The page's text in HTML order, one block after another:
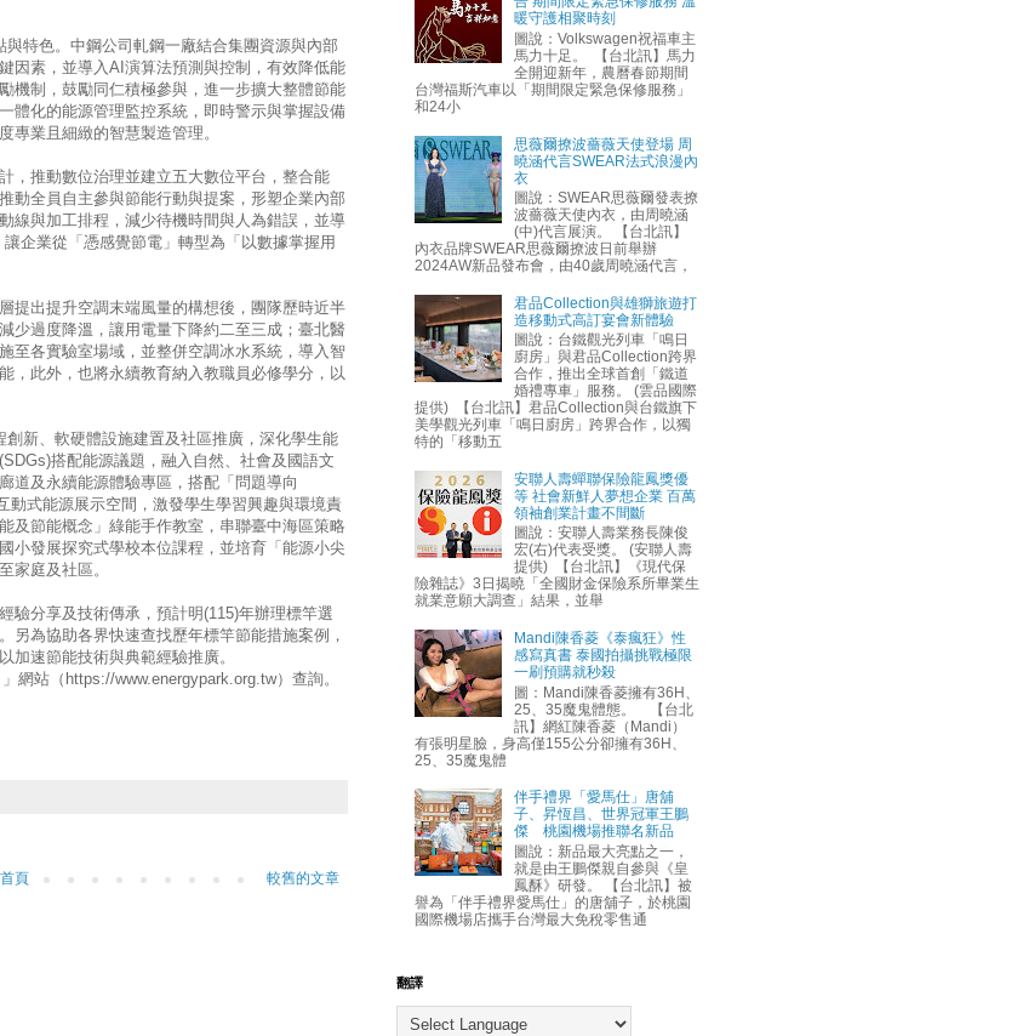
特色。中鋼公司軋鋼一廠結合集團資源與內部
因素，並導入AI演算法預測與控制，有效降低能
機制，鼓勵同仁積極參與，進一步擴大整體節能
體化的能源管理監控系統，即時警示與掌握設備
專業且細緻的智慧製造管理。
，推動數位治理並建立五大數位平台，整合能
動全員自主參與節能行動與提案，形塑企業內部
線與加工排程，減少待機時間與人為錯誤，並導
企業從「憑感覺節電」轉型為「以數據掌握用
提出提升空調末端風量的構想後，團隊歷時近半
少過度降溫，讓用電量下降約二至三成；臺北醫
至各實驗室場域，並整併空調冰水系統，導入智
，此外，也將永續教育納入教職員必修學分，以
新、軟硬體設施建置及社區推廣，深化學生能
搭配能源議題，融入自然、社會及國語文
道及永續能源體驗專區，搭配「問題導向
動式能源展示空間，激發學生學習興趣與環境責
及節能概念」綠能手作教室，串聯臺中海區策略
小發展探究式學校本位課程，並培育「能源小尖
家庭及社區。
驗分享及技術傳承，預計明(115)年辦理標竿選
另為協助各界快速查找歷年標竿節能措施案例，
加速節能技術與典範經驗推廣。
網站（https://www.energypark.org.tw）查詢。
較舊的文章
首頁
暖守護相聚時刻
圖說：Volkswagen祝福車主
馬力十足。 【台北訊】馬力
全開迎新年，農曆春節期間
台灣福斯汽車以「期間限定緊急保修服務」
和24小
思薇爾撩波薔薇天使登場 周
曉涵代言SWEAR法式浪漫內
衣
圖說：SWEAR思薇爾發表撩
波薔薇天使內衣，由周曉涵
(中)代言展演。 【台北訊】
內衣品牌SWEAR思薇爾撩波日前舉辦
2024AW新品發布會，由40歲周曉涵代言，
君品Collection與雄獅旅遊打
造移動式高訂宴會新體驗
圖說：台鐵觀光列車「鳴日
廚房」與君品Collection跨界
合作，推出全球首創「鐵道
婚禮專車」服務。 (雲品國際
提供) 【台北訊】君品Collection與台鐵旗下
美學觀光列車「鳴日廚房」跨界合作，以獨
特的「移動五
安聯人壽蟬聯保險龍鳳獎優
等 社會新鮮人夢想企業 百萬
領袖創業計畫不間斷
圖說：安聯人壽業務長陳俊
宏(右)代表受獎。 (安聯人壽
提供) 【台北訊】《現代保
險雜誌》3日揭曉「全國財金保險系所畢業生
就業意願大調查」結果，並舉
Mandi陳香菱《泰瘋狂》性
感寫真書 泰國拍攝挑戰極限
一刷預購就秒殺
圖：Mandi陳香菱擁有36H、
25、35魔鬼體態。 【台北
訊】網紅陳香菱（Mandi）
有張明星臉，身高僅155公分卻擁有36H、
25、35魔鬼體
伴手禮界「愛馬仕」唐舖
子、昇恆昌、世界冠軍王鵬
傑 桃園機場推聯名新品
圖說：新品最大亮點之一，
就是由王鵬傑親自參與《皇
鳳酥》研發。 【台北訊】被
譽為「伴手禮界愛馬仕」的唐舖子，於桃園
國際機場店攜手台灣最大免稅零售通
翻譯